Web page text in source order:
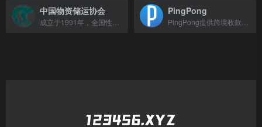
中国物资储运协会 PingPong